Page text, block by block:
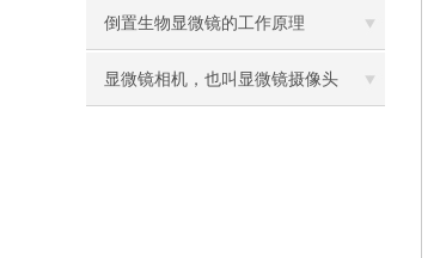
比传统卤素更明显
倒置生物显微镜的工作原理
显微镜相机，也叫显微镜摄像头